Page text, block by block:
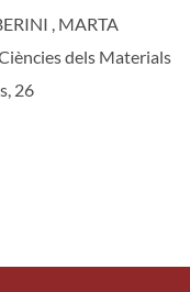
, MARTA
dels Materials
26